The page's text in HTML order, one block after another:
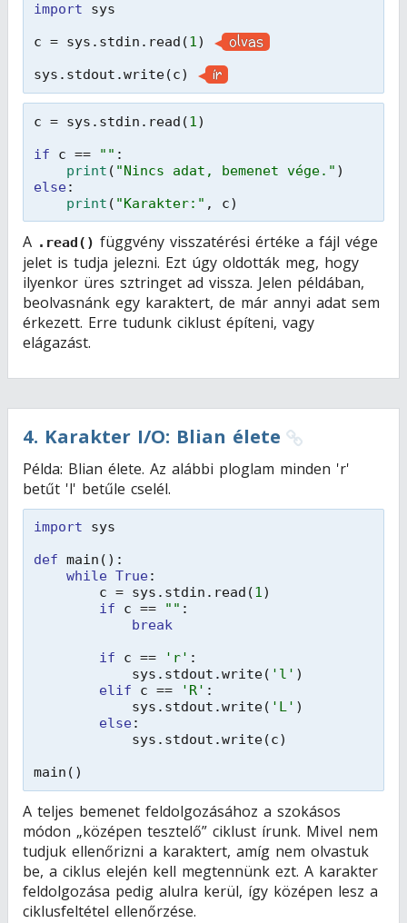
import
sys
c = sys.stdin.read(1) olvas
sys.stdout.write(c) ír
c = sys.stdin.read(1)
if
c == "" :
print ( "Nincs adat, bemenet vége." )
else:
print ( "Karakter:" , c)
A .read() függvény visszatérési értéke a fájl vége
jelet is tudja jelezni. Ezt úgy oldották meg, hogy
ilyenkor üres sztringet ad vissza. Jelen példában,
beolvasnánk egy karaktert, de már annyi adat sem
érkezett. Erre tudunk ciklust építeni, vagy
elágazást.
4. Karakter I/O: Blian élete
Példa: Blian élete. Az alábbi ploglam minden 'r'
betűt 'l' betűle cselél.
import
sys
def main():
while True:
c = sys.stdin.read(1)
if
c == "" :
break
if
c == 'r' :
sys.stdout.write( 'l' )
elif
c == 'R' :
sys.stdout.write( 'L' )
else:
sys.stdout.write(c)
main()
A teljes bemenet feldolgozásához a szokásos
módon „középen tesztelő” ciklust írunk. Mivel nem
tudjuk ellenőrizni a karaktert, amíg nem olvastuk
be, a ciklus elején kell megtennünk ezt. A karakter
feldolgozása pedig alulra kerül, így középen lesz a
ciklusfeltétel ellenőrzése.